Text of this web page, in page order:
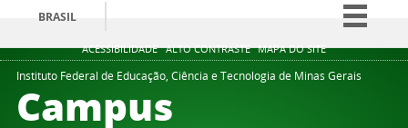
ACESSIBILIDADE ALTO CONTRASTE MAPA DO SITE
BRASIL
Simplifique!
Comunica BR
Instituto Federal de Educação, Ciência e Tecnologia de Minas Gerais
Campus